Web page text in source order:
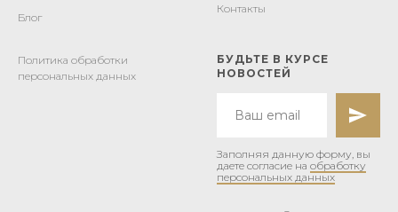
Блог
Контакты
Политика обработки
персональных данных
БУДЬТЕ В КУРСЕ
НОВОСТЕЙ
Заполняя данную форму, вы
даете согласие на обработку
персональных данных